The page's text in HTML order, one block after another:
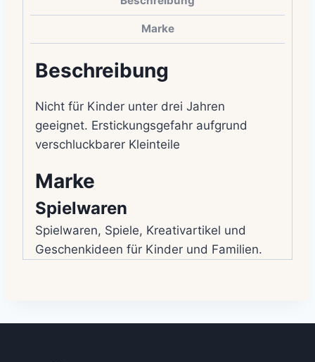
Marke
Beschreibung
Nicht für Kinder unter drei Jahren
geeignet. Erstickungsgefahr aufgrund
verschluckbarer Kleinteile
Marke
Spielwaren
Spielwaren, Spiele, Kreativartikel und
Geschenkideen für Kinder und Familien.